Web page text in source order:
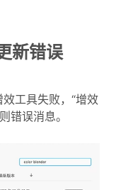
新错误
工具失败，“增效
错误消息。